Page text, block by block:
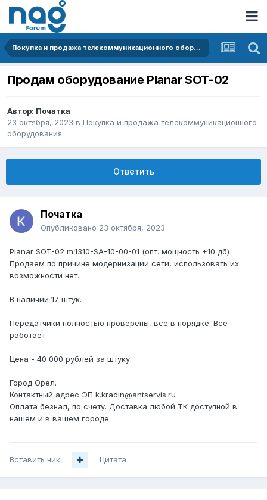
Покупка и продажа телекоммуникационного оборудования
Продам оборудование Planar SOT-02
Автор: Початка
23 октября, 2023 в Покупка и продажа телекоммуникационного
оборудования
Ответить
Початка
Опубликовано 23 октября, 2023
Planar SOT-02 m.1310-SA-10-00-01 (опт. мощность +10 дб)
Продаем по причине модернизации сети, использовать их
возможности нет.
В наличии 17 штук.
Передатчики полностью проверены, все в порядке. Все
работает.
Цена - 40 000 рублей за штуку.
Город Орел.
Контактный адрес ЭП k.kradin@antservis.ru
Оплата безнал, по счету. Доставка любой ТК доступной в
нашем и в вашем городе.
Вставить ник Цитата